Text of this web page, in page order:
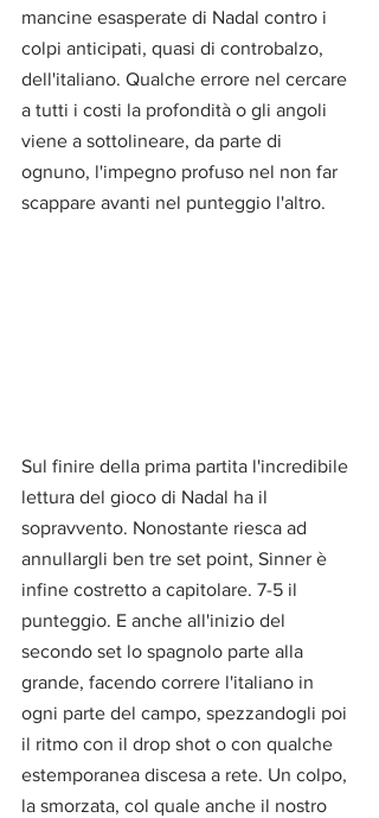
mancine esasperate di Nadal contro i
colpi anticipati, quasi di controbalzo,
dell'italiano. Qualche errore nel cercare
a tutti i costi la profondità o gli angoli
viene a sottolineare, da parte di
ognuno, l'impegno profuso nel non far
scappare avanti nel punteggio l'altro.
Sul finire della prima partita l'incredibile
lettura del gioco di Nadal ha il
sopravvento. Nonostante riesca ad
annullargli ben tre set point, Sinner è
infine costretto a capitolare. 7-5 il
punteggio. E anche all'inizio del
secondo set lo spagnolo parte alla
grande, facendo correre l'italiano in
ogni parte del campo, spezzandogli poi
il ritmo con il drop shot o con qualche
estemporanea discesa a rete. Un colpo,
la smorzata, col quale anche il nostro